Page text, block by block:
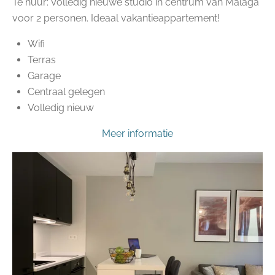
voor 2 personen. Ideaal vakantieappartement!
Wifi
Terras
Garage
Centraal gelegen
Volledig nieuw
Meer informatie